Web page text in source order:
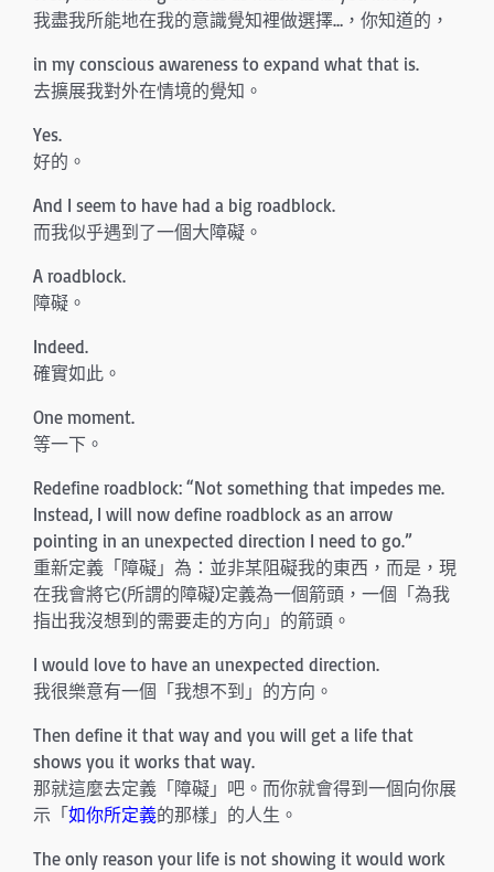
我盡我所能地在我的意識覺知裡做選擇…，你知道的，
in my conscious awareness to expand what that is.
去擴展我對外在情境的覺知。
Yes.
好的。
And I seem to have had a big roadblock.
而我似乎遇到了一個大障礙。
A roadblock.
障礙。
Indeed.
確實如此。
One moment.
等一下。
Redefine roadblock: “Not something that impedes me.
Instead, I will now define roadblock as an arrow
pointing in an unexpected direction I need to go.”
重新定義「障礙」為：並非某阻礙我的東西，而是，現
在我會將它(所謂的障礙)定義為一個箭頭，一個「為我
指出我沒想到的需要走的方向」的箭頭。
I would love to have an unexpected direction.
我很樂意有一個「我想不到」的方向。
Then define it that way and you will get a life that
shows you it works that way.
那就這麼去定義「障礙」吧。而你就會得到一個向你展
示「如你所定義的那樣」的人生。
The only reason your life is not showing it would work